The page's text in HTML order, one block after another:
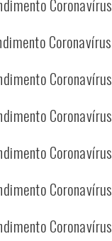
Coronavírus
Coronavírus
Coronavírus
Coronavírus
Coronavírus
Coronavírus
Coronavírus